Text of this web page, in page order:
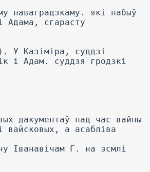
наваградзкаму. які набыў
Адама, сгарасту
У Казіміра, суддзі
і Адам. суддзя гродзкі
дакументаў пад час вайны
вайсковых, а асабліва
Іванавічам Г. на зсмлі